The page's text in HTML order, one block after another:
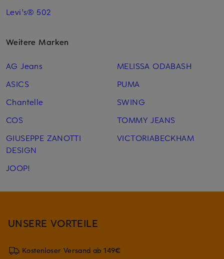
Levi's® 502
Weitere Marken
AG Jeans
ASICS
Chantelle
COS
GIUSEPPE ZANOTTI
DESIGN
JOOP!
MELISSA ODABASH
PUMA
SWING
TOMMY JEANS
VICTORIABECKHAM
UNSERE VORTEILE
Kostenloser Versand ab 149€